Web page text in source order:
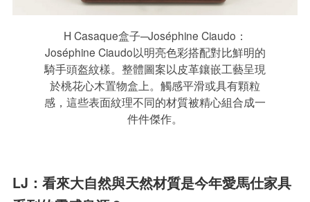
H Casaque盒子─Joséphine Ciaudo：
Joséphine Ciaudo以明亮色彩搭配對比鮮明的
騎手頭盔紋樣。整體圖案以皮革鑲嵌工藝呈現
於桃花心木置物盒上。觸感平滑或具有顆粒
感，這些表面紋理不同的材質被精心組合成一
件件傑作。
LJ：看來大自然與天然材質是今年愛馬仕家具